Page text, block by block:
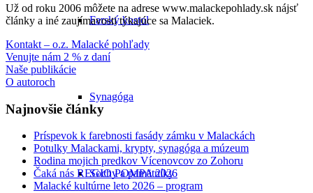
Farský kostol
Synagóga
Sochy a pamätníky
Už od roku 2006 môžete na adrese www.malackepohlady.sk nájsť
články a iné zaujímavosti týkajúce sa Malaciek.
Kontakt – o.z. Malacké pohľady
Venujte nám 2 % z daní
Naše publikácie
O autoroch
Najnovšie články
Príspevok k farebnosti fasády zámku v Malackách
Potulky Malackami, krypty, synagóga a múzeum
Rodina mojich predkov Vícenovcov zo Zohoru
Čaká nás REGIO POMPA 2026
Malacké kultúrne leto 2026 – program